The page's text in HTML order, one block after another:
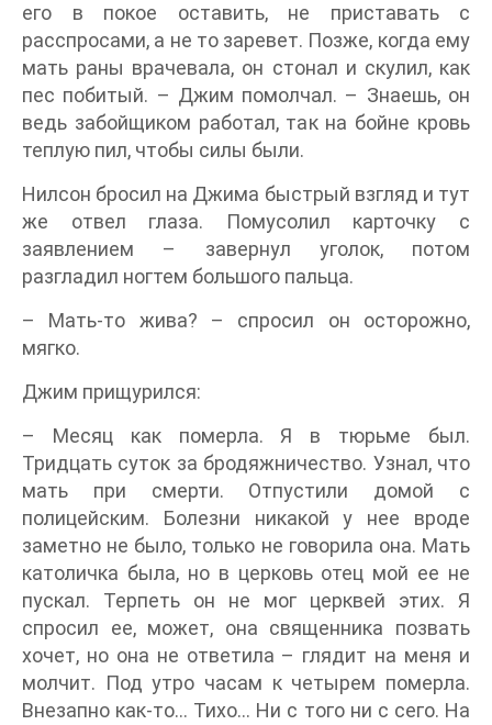
его в покое оставить, не приставать с
расспросами, а не то заревет. Позже, когда ему
мать раны врачевала, он стонал и скулил, как
пес побитый. – Джим помолчал. – Знаешь, он
ведь забойщиком работал, так на бойне кровь
теплую пил, чтобы силы были.
Нилсон бросил на Джима быстрый взгляд и тут
же отвел глаза. Помусолил карточку с
заявлением – завернул уголок, потом
разгладил ногтем большого пальца.
– Мать-то жива? – спросил он осторожно,
мягко.
Джим прищурился:
– Месяц как померла. Я в тюрьме был.
Тридцать суток за бродяжничество. Узнал, что
мать при смерти. Отпустили домой с
полицейским. Болезни никакой у нее вроде
заметно не было, только не говорила она. Мать
католичка была, но в церковь отец мой ее не
пускал. Терпеть он не мог церквей этих. Я
спросил ее, может, она священника позвать
хочет, но она не ответила – глядит на меня и
молчит. Под утро часам к четырем померла.
Внезапно как-то… Тихо… Ни с того ни с сего. На